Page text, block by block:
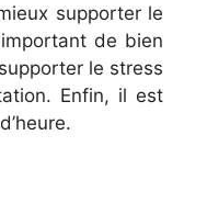
supporter le
de bien
le stress
Enfin, il est